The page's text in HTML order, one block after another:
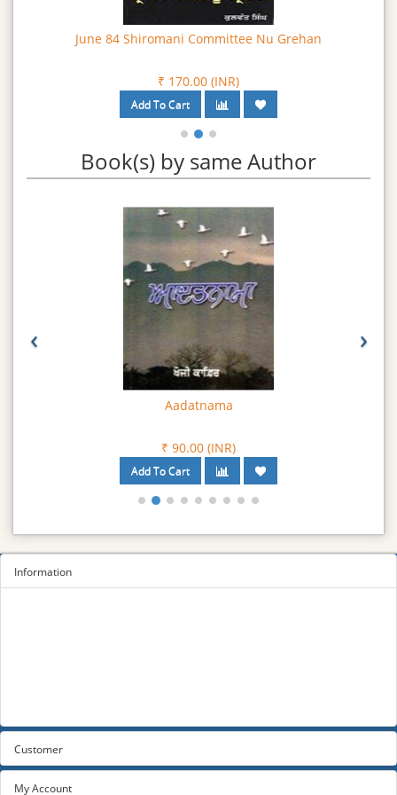
June 84 Shiromani Committee Nu Grehan
₹ 170.00 (INR)
Book(s) by same Author
Aadatnama
₹ 90.00 (INR)
‹ ›
Information
Customer
My Account